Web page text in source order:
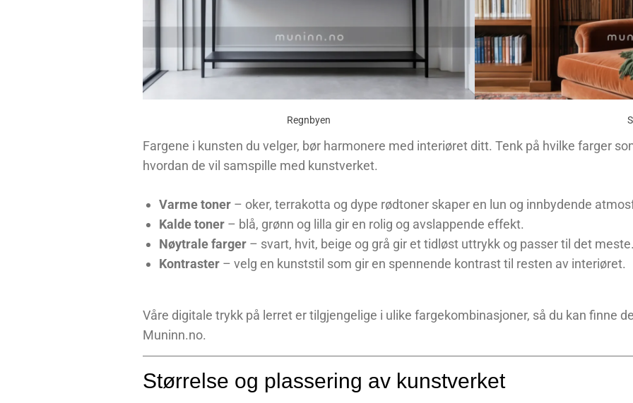
Regnbyen
Fargene i kunsten du velger, bør harmonere med interiøret ditt. Tenk på hvilke farger
hvordan de vil samspille med kunstverket.
Varme toner – oker, terrakotta og dype rødtoner skaper en lun og innbydende
Kalde toner – blå, grønn og lilla gir en rolig og avslappende effekt.
Nøytrale farger – svart, hvit, beige og grå gir et tidløst uttrykk og passer til det
Kontraster – velg en kunststil som gir en spennende kontrast til resten av interiøret.
Våre digitale trykk på lerret er tilgjengelige i ulike fargekombinasjoner, så du kan finne
Muninn.no.
Størrelse og plassering av kunstverket